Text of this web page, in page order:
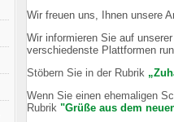
Wir freuen uns, Ihnen unsere
Wir informieren Sie auf
verschiedenste Plattformen
Stöbern Sie in der Rubrik
Wenn Sie einen ehemaligen
Rubrik "Grüße aus dem